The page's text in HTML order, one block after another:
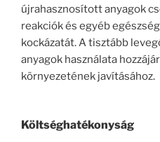
újrahasznosított anyagok
reakciók és egyéb
kockázatát. A tisztább
anyagok használata
környezetének javításához.
Költséghatékonyság